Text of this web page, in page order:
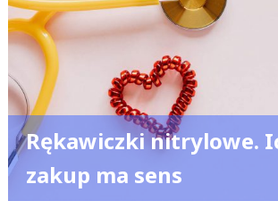
Rękawiczki nitrylowe.
zakup ma sens